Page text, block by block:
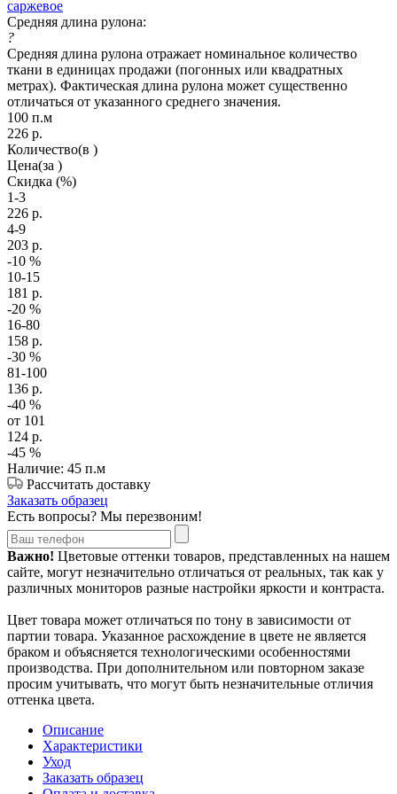
саржевое
Средняя длина рулона:
?
Средняя длина рулона отражает номинальное количество
ткани в единицах продажи (погонных или квадратных
метрах). Фактическая длина рулона может существенно
отличаться от указанного среднего значения.
100 п.м
226 р.
Количество(в )
Цена(за )
Скидка (%)
1-3
226 р.
4-9
203 р.
-10 %
10-15
181 р.
-20 %
16-80
158 р.
-30 %
81-100
136 р.
-40 %
от 101
124 р.
-45 %
Наличие: 45 п.м
Рассчитать доставку
Заказать образец
Есть вопросы? Мы перезвоним!
Важно! Цветовые оттенки товаров, представленных на нашем
сайте, могут незначительно отличаться от реальных, так как у
различных мониторов разные настройки яркости и контраста.
Цвет товара может отличаться по тону в зависимости от
партии товара. Указанное расхождение в цвете не является
браком и объясняется технологическими особенностями
производства. При дополнительном или повторном заказе
просим учитывать, что могут быть незначительные отличия
оттенка цвета.
Описание
Характеристики
Уход
Заказать образец